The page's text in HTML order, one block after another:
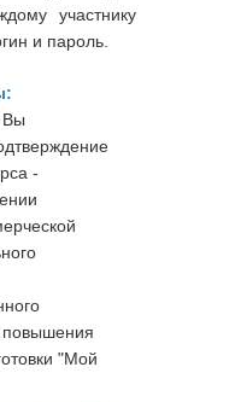
участнику
и пароль.
Вы
-
повышения
"Мой